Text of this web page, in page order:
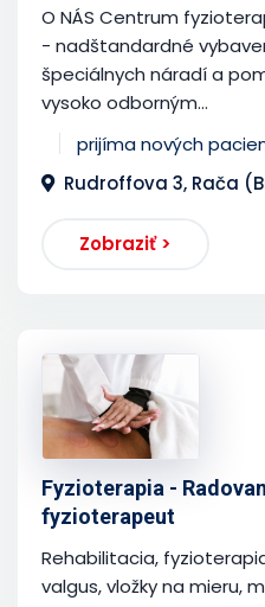
O NÁS Centrum
- nadštandardné
špeciálnych náradí a
vysoko odborným...
prijíma nových
Rudroffova 3, Rača
Zobraziť >
Fyzioterapia -
fyzioterapeut
Rehabilitacia,
valgus, vložky na mieru,